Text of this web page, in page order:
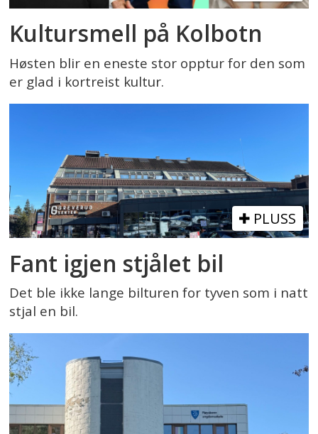
Kultursmell på Kolbotn
Høsten blir en eneste stor opptur for den som
er glad i kortreist kultur.
PLUSS
Fant igjen stjålet bil
Det ble ikke lange bilturen for tyven som i natt
stjal en bil.